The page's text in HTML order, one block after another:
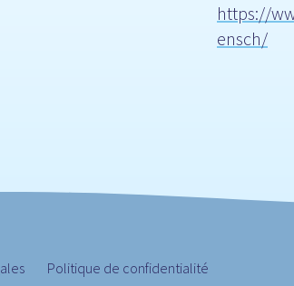
https://
ensch/
Politique de confidentialité